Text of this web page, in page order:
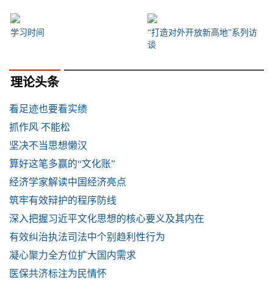
学习时间
“打造对外开放新高地”系列访
谈
理论头条
看足迹也要看实绩
抓作风 不能松
坚决不当思想懒汉
算好这笔多赢的“文化账”
经济学家解读中国经济亮点
筑牢有效辩护的程序防线
深入把握习近平文化思想的核心要义及其内在
有效纠治执法司法中个别趋利性行为
凝心聚力全方位扩大国内需求
医保共济标注为民情怀